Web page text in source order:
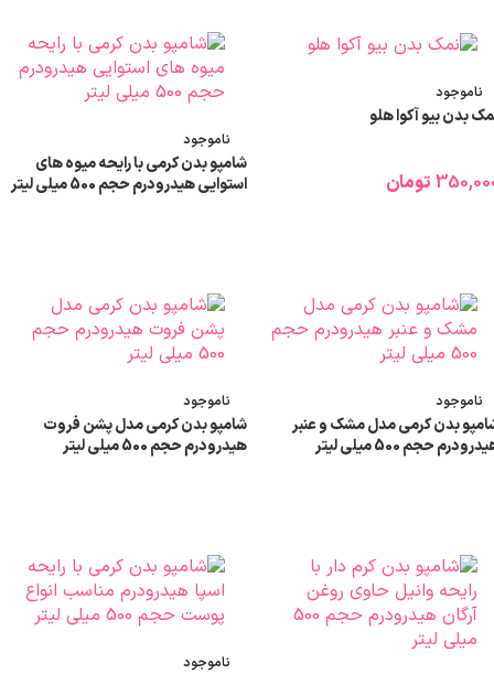
ناموجود
بدن بیو آکوا هلو
تومان
ناموجود
شامپو بدن کرمی با رایحه میوه های
استوایی هیدرودرم حجم 500 میلی لیتر
ناموجود
بدن کرمی مدل مشک و عنبر
حجم 500 میلی لیتر
ناموجود
شامپو بدن کرمی مدل پشن فروت
هیدرودرم حجم 500 میلی لیتر
ناموجود